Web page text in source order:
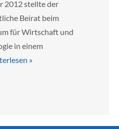
2012 stellte der
Beirat beim
für Wirtschaft und
in einem
»